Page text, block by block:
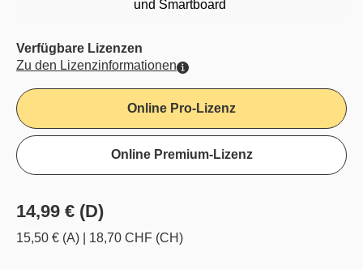
und Smartboard
Verfügbare Lizenzen
Zu den Lizenzinformationen
Online Pro-Lizenz
Online Premium-Lizenz
14,99 € (D)
15,50 € (A) 18,70 CHF (CH)